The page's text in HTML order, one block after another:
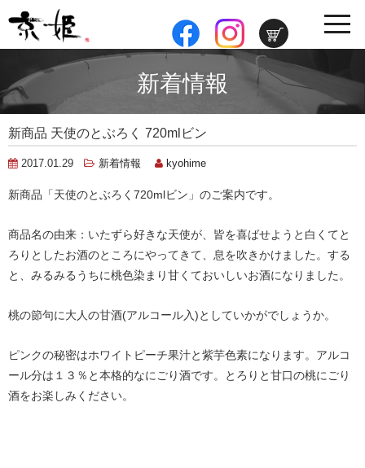
toggle
新着情報
新商品 天使のとぶろく 720mlビン
2017.01.29 新着情報 kyohime
新商品「天使のとぶろく720mlビン」のご案内です。
商品名の由来：いたずら好きな天使が、皆を喜ばせようと白くてと
ろりとしたお酒のところにやってきて、息を吹きかけました。する
と、みるみるうちに桃色染まり甘くておいしいお酒になりました。
桃の節句に大人の甘酒(アルコール入)としていかがでしょうか。
ピンクの秘密はホワイトピーチ果汁と紫芋色素になります。アルコ
ール分は１３％と本格的なにごり酒です。とろりと甘口の桃にごり
酒をお楽しみください。